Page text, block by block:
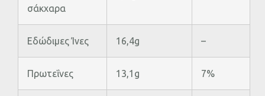
σάκχαρα
Εδώδιμες Ίνες 16,4g –
Πρωτεΐνες 13,1g 7%